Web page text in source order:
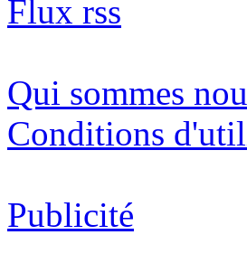
Flux rss
Qui sommes
Conditions
Publicité